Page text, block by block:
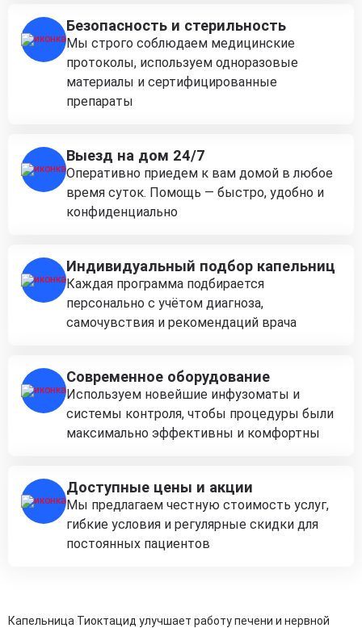
Безопасность и стерильность
Мы строго соблюдаем медицинские
протоколы, используем одноразовые
материалы и сертифицированные
препараты
Выезд на дом 24/7
Оперативно приедем к вам домой в любое
время суток. Помощь — быстро, удобно и
конфиденциально
Индивидуальный подбор капельниц
Каждая программа подбирается
персонально с учётом диагноза,
самочувствия и рекомендаций врача
Современное оборудование
Используем новейшие инфузоматы и
системы контроля, чтобы процедуры были
максимально эффективны и комфортны
Доступные цены и акции
Мы предлагаем честную стоимость услуг,
гибкие условия и регулярные скидки для
постоянных пациентов
Капельница Тиоктацид улучшает работу печени и нервной